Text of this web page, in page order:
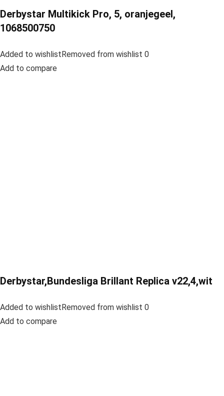
Derbystar Multikick Pro, 5, oranjegeel,
1068500750
Added to wishlistRemoved from wishlist 0
Add to compare
Derbystar,Bundesliga Brillant Replica v22,4,wit
Added to wishlistRemoved from wishlist 0
Add to compare